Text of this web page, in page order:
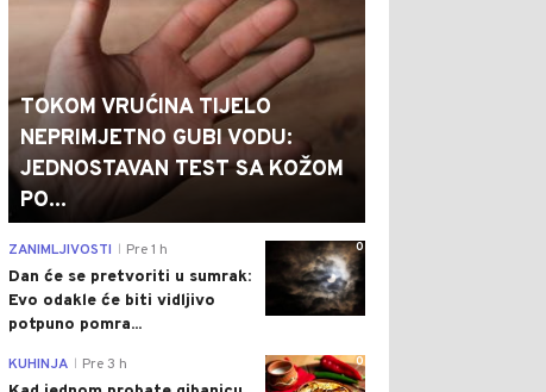
TOKOM VRUĆINA TIJELO
NEPRIMJETNO GUBI VODU:
JEDNOSTAVAN TEST SA KOŽOM
PO...
0
ZANIMLJIVOSTI Pre 1 h
Dan će se pretvoriti u sumrak:
Evo odakle će biti vidljivo
potpuno pomra...
0
KUHINJA Pre 3 h